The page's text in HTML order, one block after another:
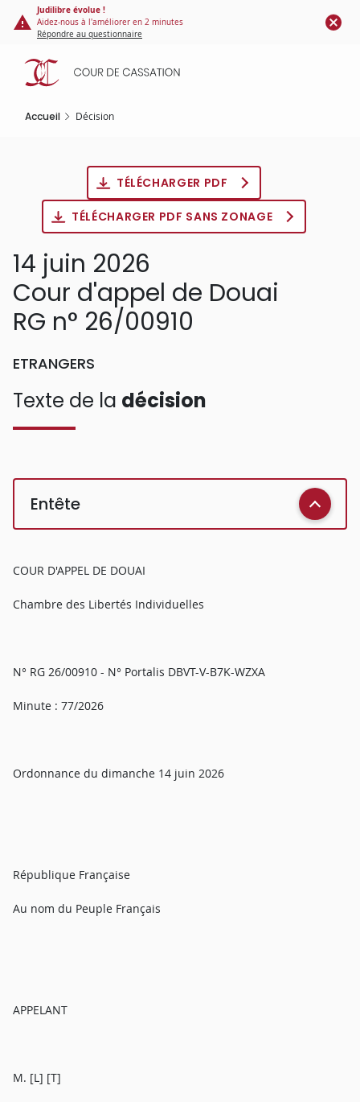
Panneau de gestion des cookies
contenu
principal
Judilibre évolue !
Aidez-nous à l'améliorer en 2 minutes
Répondre au questionnaire
Accueil Décision
TÉLÉCHARGER PDF
TÉLÉCHARGER PDF SANS ZONAGE
14 juin 2026
Cour d'appel de Douai
RG n° 26/00910
ETRANGERS
Texte de la décision
Entête
COUR D'APPEL DE DOUAI
Chambre des Libertés Individuelles
N° RG 26/00910 - N° Portalis DBVT-V-B7K-WZXA
Minute : 77/2026
Ordonnance du dimanche 14 juin 2026
République Française
Au nom du Peuple Français
APPELANT
M. [L] [T]